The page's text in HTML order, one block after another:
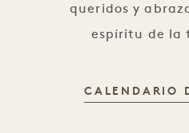
queridos y
espíritu de la
CALENDARIO